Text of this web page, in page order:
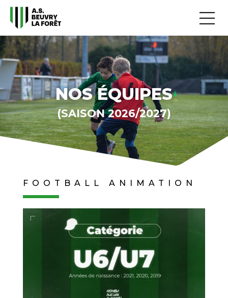
NOS ÉQUIPES
(SAISON 2026/2027)
FOOTBALL ANIMATION